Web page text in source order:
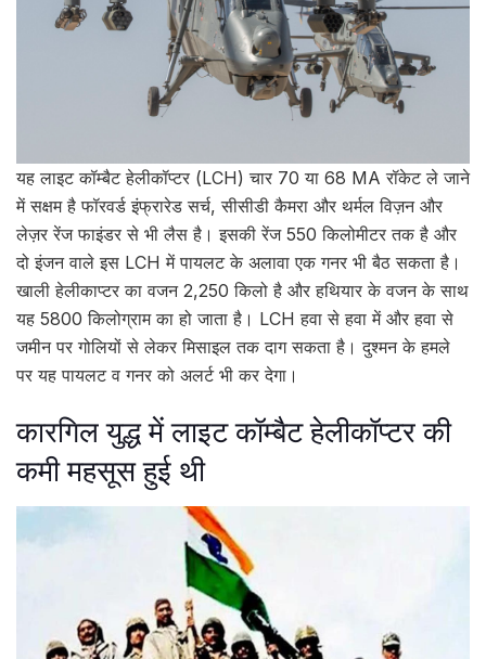
यह लाइट कॉम्बैट हेलीकॉप्टर (LCH) चार 70 या 68 MA रॉकेट ले जाने
में सक्षम है फॉरवर्ड इंफ्रारेड सर्च, सीसीडी कैमरा और थर्मल विज़न और
लेज़र रेंज फाइंडर से भी लैस है। इसकी रेंज 550 किलोमीटर तक है और
दो इंजन वाले इस LCH में पायलट के अलावा एक गनर भी बैठ सकता है।
खाली हेलीकाप्टर का वजन 2,250 किलो है और हथियार के वजन के साथ
यह 5800 किलोग्राम का हो जाता है। LCH हवा से हवा में और हवा से
जमीन पर गोलियों से लेकर मिसाइल तक दाग सकता है। दुश्मन के हमले
पर यह पायलट व गनर को अलर्ट भी कर देगा।
कारगिल युद्ध में लाइट कॉम्बैट हेलीकॉप्टर की
कमी महसूस हुई थी